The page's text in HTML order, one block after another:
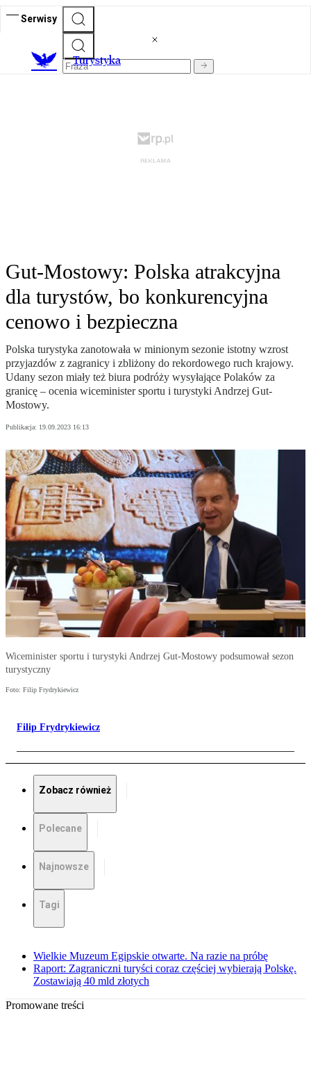
Serwisy
Turystyka
Gut-Mostowy: Polska atrakcyjna
dla turystów, bo konkurencyjna
cenowo i bezpieczna
Polska turystyka zanotowała w minionym sezonie istotny wzrost
przyjazdów z zagranicy i zbliżony do rekordowego ruch krajowy.
Udany sezon miały też biura podróży wysyłające Polaków za
granicę – ocenia wiceminister sportu i turystyki Andrzej Gut-
Mostowy.
Publikacja: 19.09.2023 16:13
Wiceminister sportu i turystyki Andrzej Gut-Mostowy podsumował sezon
turystyczny
Foto: Filip Frydrykiewicz
Filip Frydrykiewicz
Zobacz również
Polecane
Najnowsze
Tagi
Wielkie Muzeum Egipskie otwarte. Na razie na próbę
Raport: Zagraniczni turyści coraz częściej wybierają Polskę.
Zostawiają 40 mld złotych
Promowane treści